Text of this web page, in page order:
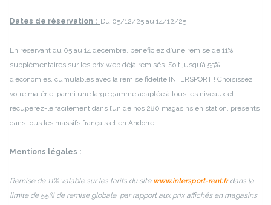
Dates de réservation : Du 05/12/25 au 14/12/25
En réservant du 05 au 14 décembre, bénéficiez d’une remise de 11%
supplémentaires sur les prix web déjà remisés. Soit jusqu’à 55%
d’économies, cumulables avec la remise fidélité INTERSPORT ! Choisissez
votre matériel parmi une large gamme adaptée à tous les niveaux et
récupérez-le facilement dans l’un de nos 280 magasins en station, présents
dans tous les massifs français et en Andorre.
Mentions légales :
Remise de 11% valable sur les tarifs du site www.intersport-rent.frdans la
limite de 55% de remise globale, par rapport aux prix affichés en magasins